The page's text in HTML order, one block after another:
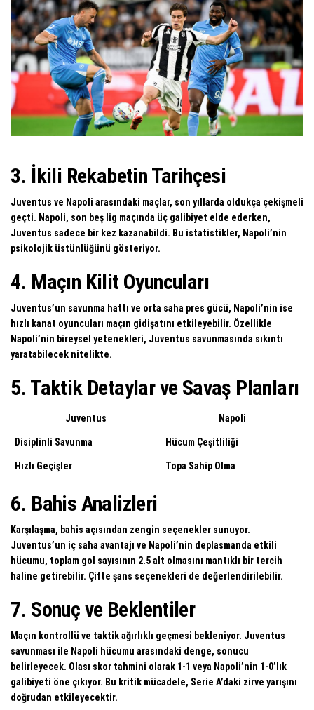
3. İkili Rekabetin Tarihçesi
Juventus ve Napoli arasındaki maçlar, son yıllarda oldukça çekişmeli
geçti. Napoli, son beş lig maçında üç galibiyet elde ederken,
Juventus sadece bir kez kazanabildi. Bu istatistikler, Napoli’nin
psikolojik üstünlüğünü gösteriyor.
4. Maçın Kilit Oyuncuları
Juventus’un savunma hattı ve orta saha pres gücü, Napoli’nin ise
hızlı kanat oyuncuları maçın gidişatını etkileyebilir. Özellikle
Napoli’nin bireysel yetenekleri, Juventus savunmasında sıkıntı
yaratabilecek nitelikte.
5. Taktik Detaylar ve Savaş Planları
Juventus Napoli
Disiplinli Savunma Hücum Çeşitliliği
Hızlı Geçişler Topa Sahip Olma
6. Bahis Analizleri
Karşılaşma, bahis açısından zengin seçenekler sunuyor.
Juventus’un iç saha avantajı ve Napoli’nin deplasmanda etkili
hücumu, toplam gol sayısının 2.5 alt olmasını mantıklı bir tercih
haline getirebilir. Çifte şans seçenekleri de değerlendirilebilir.
7. Sonuç ve Beklentiler
Maçın kontrollü ve taktik ağırlıklı geçmesi bekleniyor. Juventus
savunması ile Napoli hücumu arasındaki denge, sonucu
belirleyecek. Olası skor tahmini olarak 1-1 veya Napoli’nin 1-0’lık
galibiyeti öne çıkıyor. Bu kritik mücadele, Serie A’daki zirve yarışını
doğrudan etkileyecektir.